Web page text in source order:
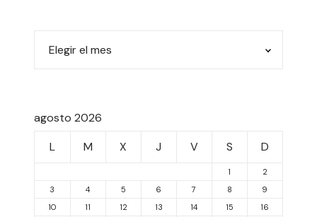
agosto 2026
L
M X J V S D
1
2
3
4 5 6 7 8
9
10
11 12 13 14 15
16